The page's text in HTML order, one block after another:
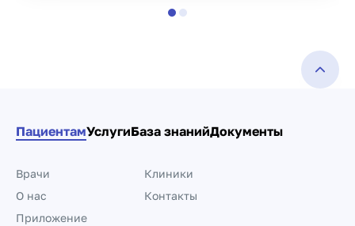
ПациентамУслугиБаза знанийДокументы
Врачи
Клиники
О нас
Контакты
Приложение